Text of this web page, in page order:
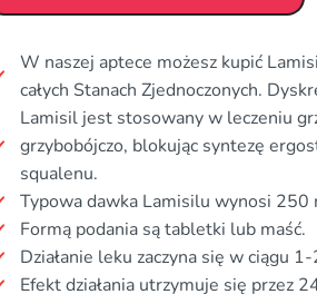
W naszej aptece możesz kupić
całych Stanach Zjednoczonych.
Lamisil jest stosowany w leczeniu
grzybobójczo, blokując syntezę
squalenu.
Typowa dawka Lamisilu wynosi 250
Formą podania są tabletki lub maść.
Działanie leku zaczyna się w ciągu
Efekt działania utrzymuje się przez